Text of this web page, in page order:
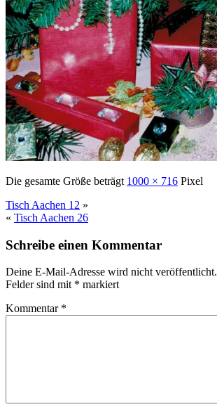
Die gesamte Größe beträgt 1000 × 716 Pixel
Tisch Aachen 12 »
« Tisch Aachen 26
Schreibe einen Kommentar
Deine E-Mail-Adresse wird nicht veröffentlicht.
Felder sind mit * markiert
Kommentar *